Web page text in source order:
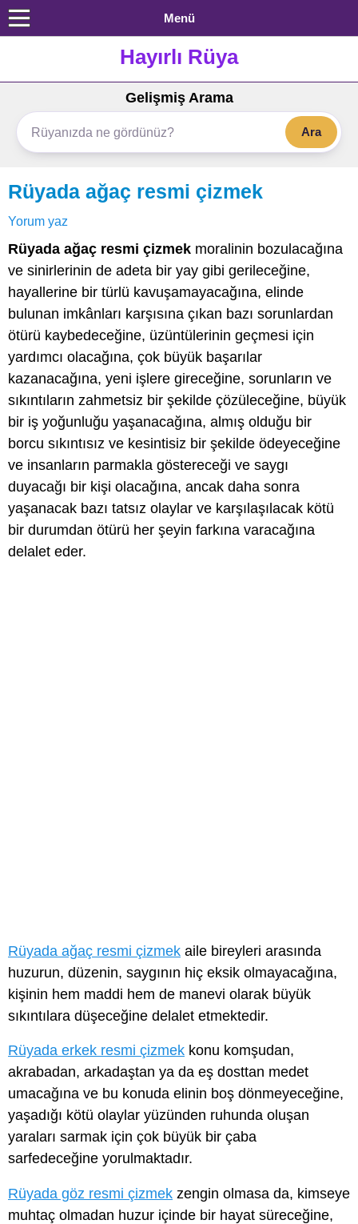
Menü
Hayırlı Rüya
Gelişmiş Arama
Ara
Rüyada ağaç resmi çizmek
Yorum yaz
Rüyada ağaç resmi çizmek moralinin bozulacağına
ve sinirlerinin de adeta bir yay gibi gerileceğine,
hayallerine bir türlü kavuşamayacağına, elinde
bulunan imkânları karşısına çıkan bazı sorunlardan
ötürü kaybedeceğine, üzüntülerinin geçmesi için
yardımcı olacağına, çok büyük başarılar
kazanacağına, yeni işlere gireceğine, sorunların ve
sıkıntıların zahmetsiz bir şekilde çözüleceğine, büyük
bir iş yoğunluğu yaşanacağına, almış olduğu bir
borcu sıkıntısız ve kesintisiz bir şekilde ödeyeceğine
ve insanların parmakla göstereceği ve saygı
duyacağı bir kişi olacağına, ancak daha sonra
yaşanacak bazı tatsız olaylar ve karşılaşılacak kötü
bir durumdan ötürü her şeyin farkına varacağına
delalet eder.
Rüyada ağaç resmi çizmek aile bireyleri arasında
huzurun, düzenin, saygının hiç eksik olmayacağına,
kişinin hem maddi hem de manevi olarak büyük
sıkıntılara düşeceğine delalet etmektedir.
Rüyada erkek resmi çizmek konu komşudan,
akrabadan, arkadaştan ya da eş dosttan medet
umacağına ve bu konuda elinin boş dönmeyeceğine,
yaşadığı kötü olaylar yüzünden ruhunda oluşan
yaraları sarmak için çok büyük bir çaba
sarfedeceğine yorulmaktadır.
Rüyada göz resmi çizmek zengin olmasa da, kimseye
muhtaç olmadan huzur içinde bir hayat süreceğine,